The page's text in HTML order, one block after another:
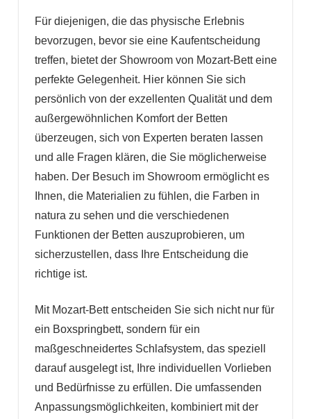
Für diejenigen, die das physische Erlebnis
bevorzugen, bevor sie eine Kaufentscheidung
treffen, bietet der Showroom von Mozart-Bett eine
perfekte Gelegenheit. Hier können Sie sich
persönlich von der exzellenten Qualität und dem
außergewöhnlichen Komfort der Betten
überzeugen, sich von Experten beraten lassen
und alle Fragen klären, die Sie möglicherweise
haben. Der Besuch im Showroom ermöglicht es
Ihnen, die Materialien zu fühlen, die Farben in
natura zu sehen und die verschiedenen
Funktionen der Betten auszuprobieren, um
sicherzustellen, dass Ihre Entscheidung die
richtige ist.
Mit Mozart-Bett entscheiden Sie sich nicht nur für
ein Boxspringbett, sondern für ein
maßgeschneidertes Schlafsystem, das speziell
darauf ausgelegt ist, Ihre individuellen Vorlieben
und Bedürfnisse zu erfüllen. Die umfassenden
Anpassungsmöglichkeiten, kombiniert mit der